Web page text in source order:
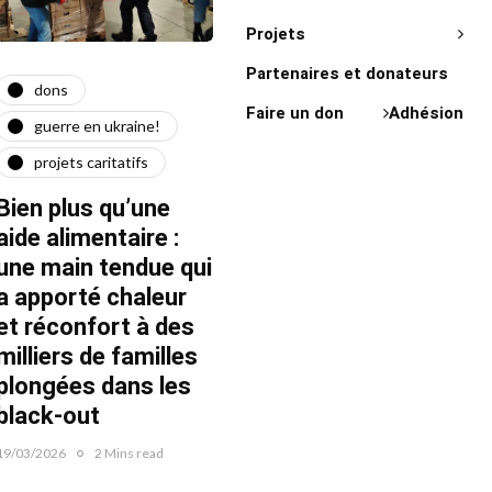
dons
guerre en ukraine!
projets caritatifs
plus qu’une
alimentaire :
main tendue qui
apporté chaleur
réconfort à des
de familles
dans les
out
03/2026 2 Mins read
"Ça
Projets
Partenaires et donateurs
Adhésion
Faire un don